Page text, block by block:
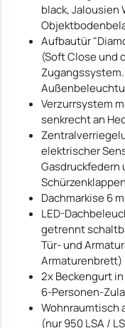
black, Jalousien
Aufbautür
(Soft Close und
Verzurrsystem
senkrecht an
elektrischer
Gasdruckfedern
Dachmarkise 6
LED-
getrennt
Tür- und
Armaturenbrett)
2x Beckengurt
6-Personen-
Wohnraumtisch
(nur 950 LSA /